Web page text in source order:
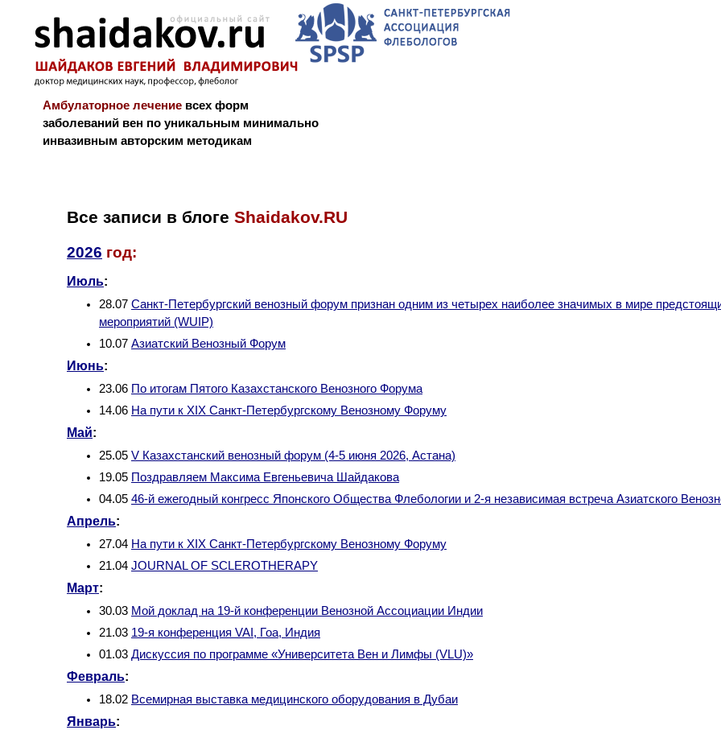
Амбулаторное лечение всех форм
заболеваний вен по уникальным минимально
инвазивным авторским методикам
Все записи в блоге Shaidakov.RU
2026 год:
Июль:
28.07 Санкт-Петербургский венозный форум признан одним из четырех наиболее значимых в мире
мероприятий (WUIP)
10.07 Азиатский Венозный Форум
Июнь:
23.06 По итогам Пятого Казахстанского Венозного Форума
14.06 На пути к XIX Санкт-Петербургскому Венозному Форуму
Май:
25.05 V Казахстанский венозный форум (4-5 июня 2026, Астана)
19.05 Поздравляем Максима Евгеньевича Шайдакова
04.05 46-й ежегодный конгресс Японского Общества Флебологии и 2-я независимая встреча Азиатского
Апрель:
27.04 На пути к XIX Санкт-Петербургскому Венозному Форуму
21.04 JOURNAL OF SCLEROTHERAPY
Март:
30.03 Мой доклад на 19-й конференции Венозной Ассоциации Индии
21.03 19-я конференция VAI, Гоа, Индия
01.03 Дискуссия по программе «Университета Вен и Лимфы (VLU)»
Февраль:
18.02 Всемирная выставка медицинского оборудования в Дубаи
Январь: